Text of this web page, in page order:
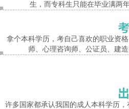
生，而专科生只能在毕业满两
拿个本科学历，考自己喜欢的职业资
师、心理咨询师、公证员、建
许多国家都承认我国的成人本科学历，